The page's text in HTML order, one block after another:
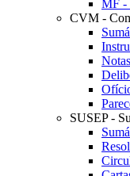
MF -
CVM -
SUSEP -